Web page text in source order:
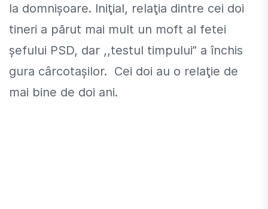
la domnişoare. Iniţial, relaţia dintre cei doi
tineri a părut mai mult un moft al fetei
şefului PSD, dar ,,testul timpului” a închis
gura cârcotaşilor. Cei doi au o relaţie de
mai bine de doi ani.